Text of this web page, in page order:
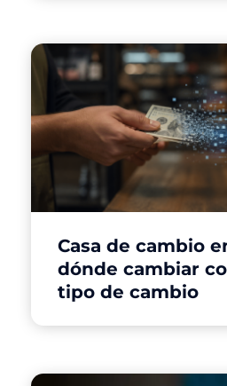
Casa de cambio
dónde cambiar
tipo de cambio